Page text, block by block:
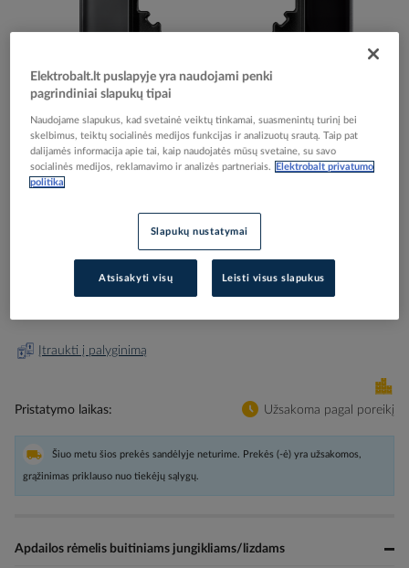
the
beginning
Rėmelis viengubas stiklas juodo onikso M-
ELEGANCE MERTEN - SCHNEIDER ELECTRIC
Gamintojo prekės kodas
MTN404103
Įtraukti į palyginimą
Pristatymo laikas Užsakoma pagal poreikį
Šiuo metu šios prekės sandėlyje neturime. Prekės (-ė) yra užsakomos,
grąžinimas priklauso nuo tiekėjų sąlygų.
Apdailos rėmelis buitiniams jungikliams/lizdams
Elektrobalt.lt puslapyje yra naudojami penki
pagrindiniai slapukų tipai
Naudojame slapukus, kad svetainė veiktų tinkamai, suasmenintų turinį bei
skelbimus, teiktų socialinės medijos funkcijas ir analizuotų srautą. Taip pat
dalijamės informacija apie tai, kaip naudojatės mūsų svetaine, su savo
socialinės medijos, reklamavimo ir analizės partneriais.
Elektrobalt privatumo
politika
Slapukų nustatymai
Atsisakyti visų Leisti visus slapukus